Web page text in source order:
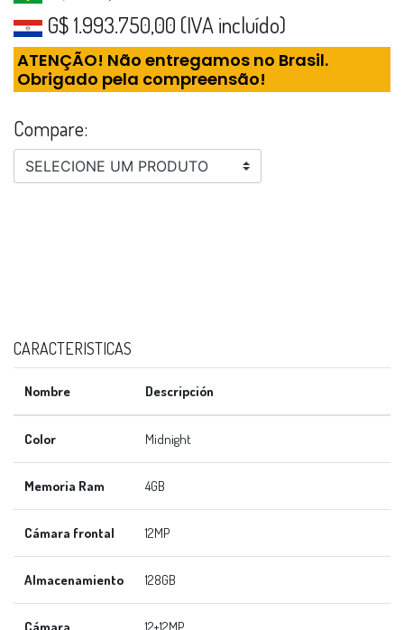
G$ 1.993.750,00 (IVA incluído)
ATENÇÃO! Não entregamos no Brasil.
Obrigado pela compreensão!
Compare:
SELECIONE UM PRODUTO
CARACTERISTICAS
Nombre Descripción
Color Midnight
Memoria Ram 4GB
Cámara frontal 12MP
Almacenamiento 128GB